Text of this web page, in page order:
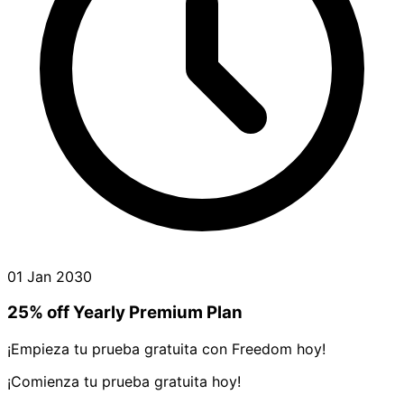
01 Jan 2030
25% off Yearly Premium Plan
¡Empieza tu prueba gratuita con Freedom hoy!
¡Comienza tu prueba gratuita hoy!